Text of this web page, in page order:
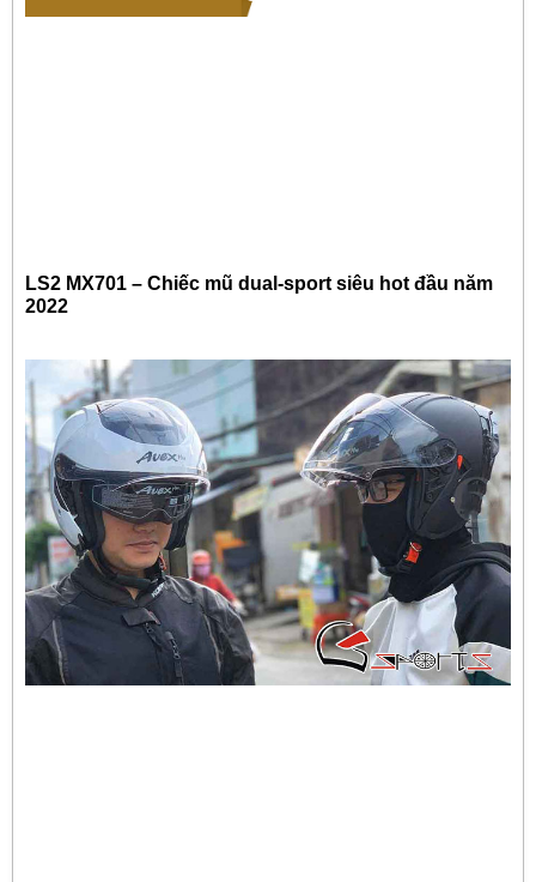
LS2 MX701 – Chiếc mũ dual-sport siêu hot đầu năm
2022